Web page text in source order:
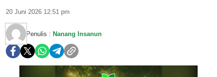
20 Juni 2026 12:51 pm
Penulis : Nanang Insanun